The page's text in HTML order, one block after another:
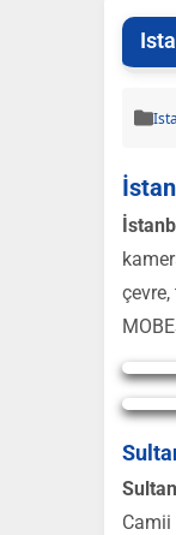
Yayın
Yayın
Camii